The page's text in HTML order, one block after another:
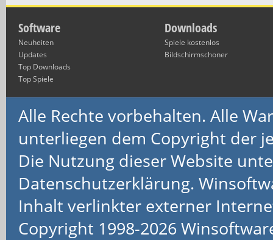
Software
Neuheiten
Updates
Top Downloads
Top Spiele
Downloads
Spiele kostenlos
Bildschirmschoner
Alle Rechte vorbehalten. Alle
unterliegen dem Copyright der
Die Nutzung dieser Website
Datenschutzerklärung.
Inhalt verlinkter externer
Copyright 1998-2026